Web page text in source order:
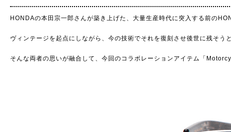
HONDAの本田宗一郎さんが築き上げた、大量生産時代に突入する前の
ヴィンテージを起点にしながら、今の技術でそれを復刻させ後世に残そう
そんな両者の思いが融合して、今回のコラボレーションアイテム「